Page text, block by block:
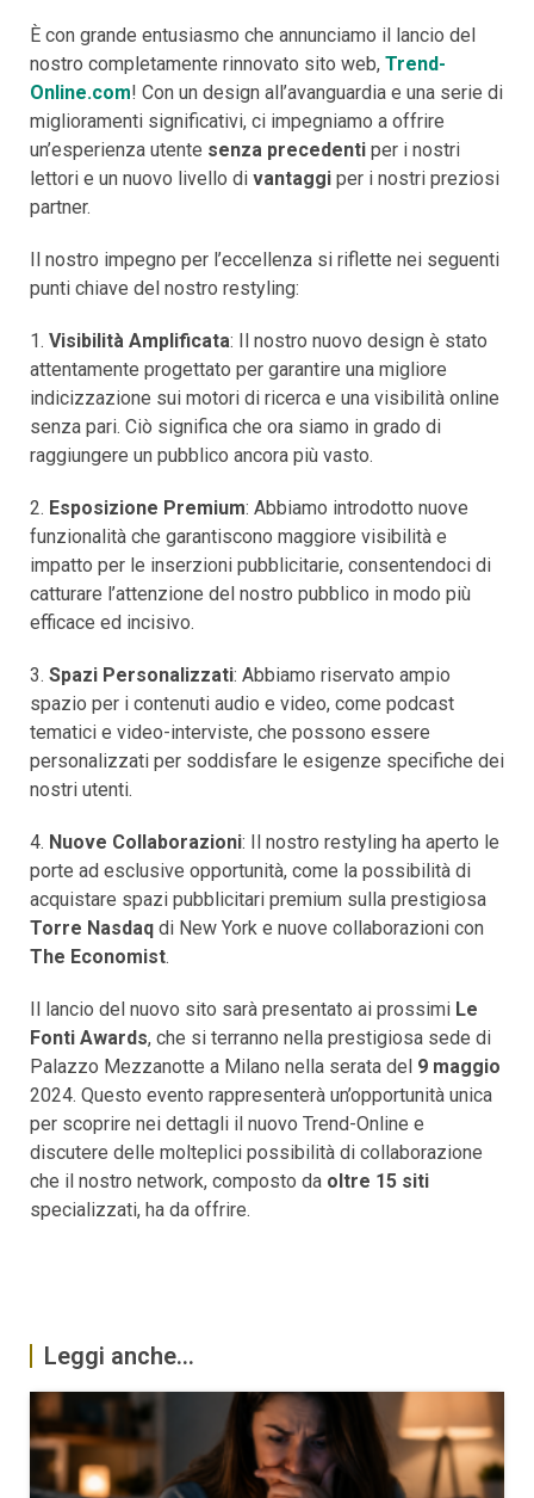
È con grande entusiasmo che annunciamo il lancio del
nostro completamente rinnovato sito web, Trend-
Online.com! Con un design all’avanguardia e una serie di
miglioramenti significativi, ci impegniamo a offrire
un’esperienza utente senza precedenti per i nostri
lettori e un nuovo livello di vantaggi per i nostri preziosi
partner.
Il nostro impegno per l’eccellenza si riflette nei seguenti
punti chiave del nostro restyling:
1. Visibilità Amplificata: Il nostro nuovo design è stato
attentamente progettato per garantire una migliore
indicizzazione sui motori di ricerca e una visibilità online
senza pari. Ciò significa che ora siamo in grado di
raggiungere un pubblico ancora più vasto.
2. Esposizione Premium: Abbiamo introdotto nuove
funzionalità che garantiscono maggiore visibilità e
impatto per le inserzioni pubblicitarie, consentendoci di
catturare l’attenzione del nostro pubblico in modo più
efficace ed incisivo.
3. Spazi Personalizzati: Abbiamo riservato ampio
spazio per i contenuti audio e video, come podcast
tematici e video-interviste, che possono essere
personalizzati per soddisfare le esigenze specifiche dei
nostri utenti.
4. Nuove Collaborazioni: Il nostro restyling ha aperto le
porte ad esclusive opportunità, come la possibilità di
acquistare spazi pubblicitari premium sulla prestigiosa
Torre Nasdaq di New York e nuove collaborazioni con
The Economist.
Il lancio del nuovo sito sarà presentato ai prossimi Le
Fonti Awards, che si terranno nella prestigiosa sede di
Palazzo Mezzanotte a Milano nella serata del 9 maggio
2024. Questo evento rappresenterà un’opportunità unica
per scoprire nei dettagli il nuovo Trend-Online e
discutere delle molteplici possibilità di collaborazione
che il nostro network, composto da oltre 15 siti
specializzati, ha da offrire.
Leggi anche...